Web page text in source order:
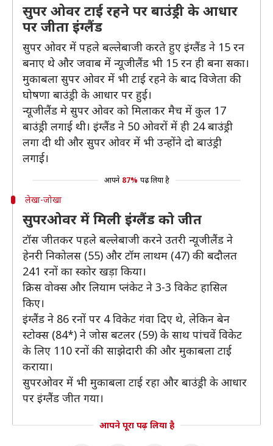
सुपर ओवर टाई रहने पर बाउंड्री के आधार
पर जीता इंग्लैंड
सुपर ओवर में पहले बल्लेबाजी करते हुए इंग्लैंड ने 15 रन
बनाए थे और जवाब में न्यूजीलैंड भी 15 रन ही बना सका।
मुकाबला सुपर ओवर में भी टाई रहने के बाद विजेता की
घोषणा बाउंड्री के आधार पर हुई।
न्यूजीलैंड मे सुपर ओवर को मिलाकर मैच में कुल 17
बाउंड्री लगाई थी। इंग्लैंड ने 50 ओवरों में ही 24 बाउंड्री
लगा दी थी और सुपर ओवर में भी उन्होंने दो बाउंड्री
लगाई।
आपने 87% पढ़ लिया है
लेखा-जोखा
सुपरओवर में मिली इंग्लैंड को जीत
टॉस जीतकर पहले बल्लेबाजी करने उतरी न्यूजीलैंड ने
हेनरी निकोलस (55) और टॉम लाथम (47) की बदौलत
241 रनों का स्कोर खड़ा किया।
क्रिस वोक्स और लियाम प्लंकेट ने 3-3 विकेट हासिल
किए।
इंग्लैंड ने 86 रनों पर 4 विकेट गंवा दिए थे, लेकिन बेन
स्टोक्स (84*) ने जोस बटलर (59) के साथ पांचवें विकेट
के लिए 110 रनों की साझेदारी की और मुकाबला टाई
कराया।
सुपरओवर में भी मुकाबला टाई रहा और बाउंड्री के आधार
पर इंग्लैंड जीत गया।
आपने पूरा पढ़ लिया है